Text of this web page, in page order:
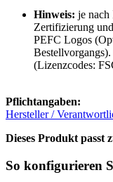
Hinweis: je
Zertifizierung
PEFC Logos
(Lizenzcodes:
Pflichtangaben:
Hersteller /
Dieses Produkt passt
So konfigurieren